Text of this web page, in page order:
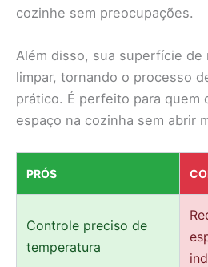
cozinhe sem preocupações.
Além disso, sua superfície de
limpar, tornando o processo
prático. É perfeito para quem
espaço na cozinha sem abrir
PRÓS
Controle preciso de
temperatura